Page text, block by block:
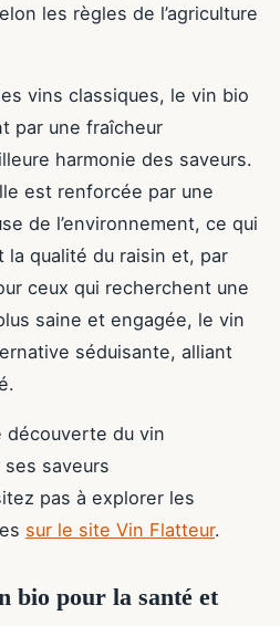
les règles de l’agriculture
vins classiques, le vin bio
par une fraîcheur
harmonie des saveurs.
est renforcée par une
de l’environnement, ce qui
qualité du raisin et, par
ceux qui recherchent une
saine et engagée, le vin
séduisante, alliant
découverte du vin
saveurs
pas à explorer les
sur le site Vin Flatteur.
bio pour la santé et